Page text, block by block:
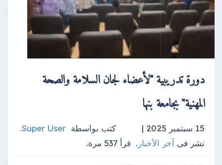
دورة تدريبية "لأعضاء لجان السلامة والصحة
المهنية" بجامعة بنها
15 سبتمبر 2025 | كتب بواسطة Super User
.
نشر فى آخر الأخبار . قرأ 537 مرة.